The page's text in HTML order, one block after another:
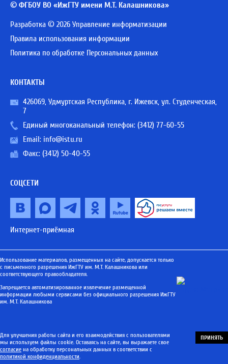
© ФГБОУ ВО «ИжГТУ имени М.Т. Калашникова»
Разработка © 2026 Управление информатизации
Правила использования информации
Политика по обработке Персональных данных
КОНТАКТЫ
426069, Удмуртская Республика, г. Ижевск, ул. Студенческая,
7
Единый многоканальный телефон: (3412) 77-60-55
Email: info@istu.ru
Факс: (3412) 50-40-55
СОЦСЕТИ
Интернет-приёмная
Использование материалов, размещенных на сайте, допускается только
с письменного разрешения ИжГТУ им. М.Т. Калашникова или
соответствующего правообладателя.
Запрещается автоматизированное извлечение размещенной
информации любыми сервисами без официального разрешения ИжГТУ
им. М.Т. Калашникова
Для улучшения работы сайта и его взаимодействия с пользователями
мы используем файлы cookie. Оставаясь на сайте, вы выражаете свое
согласие на обработку персональных данных в соответствии с
политикой конфиденциальности.
ПРИНЯТЬ